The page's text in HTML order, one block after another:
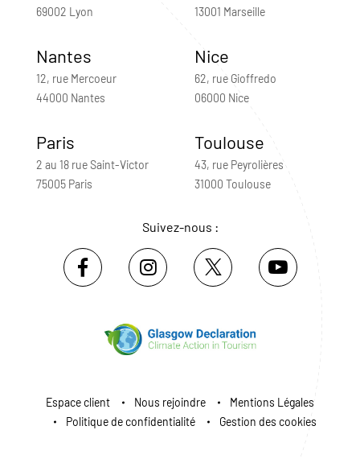
69002 Lyon
13001 Marseille
Nantes
12, rue Mercoeur
44000 Nantes
Nice
62, rue Gioffredo
06000 Nice
Paris
2 au 18 rue Saint-Victor
75005 Paris
Toulouse
43, rue Peyrolières
31000 Toulouse
Suivez-nous :
Espace client Nous rejoindre
Mentions Légales
Politique de confidentialité
Gestion des cookies